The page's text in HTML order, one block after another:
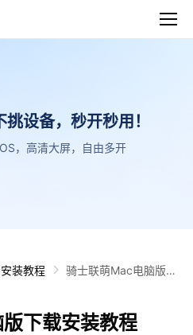
设备，秒开秒用！
，高清大屏，自由多开
安装教程
骑士联萌Mac电脑版下
下载安装教程